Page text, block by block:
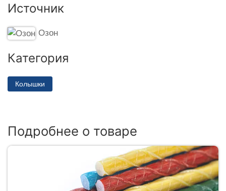
Источник
Озон
Категория
Колышки
Подробнее о товаре